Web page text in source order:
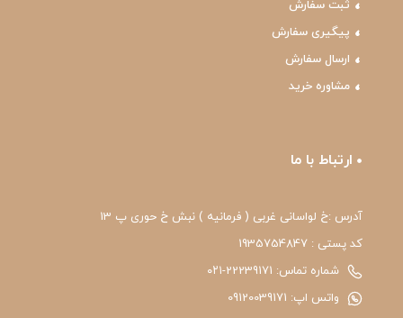
ثبت سفارش
پیگیری سفارش
ارسال سفارش
مشاوره خرید
ارتباط با ما
آدرس :خ لواسانی غربی ( فرمانیه ) نبش خ حوری پ 13
کد پستی : 1935754847
شماره تماس: 22239171-۰۲۱
واتس اپ: 09120039171